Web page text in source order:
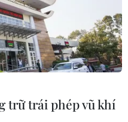
trợ
cáo
trữ trái phép vũ khí